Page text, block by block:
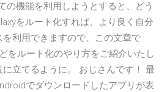
の機能を利用しようとすると、どう
をルート化すれば、より良く自分
利用できますので、この文章で
をルート化のやり方をご紹介いたし
立てるように。 おじさんです！ 最
でダウンロードしたアプリが表